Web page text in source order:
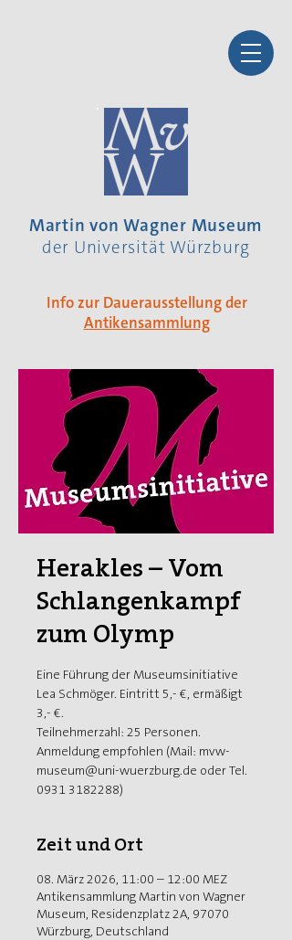
Martin von Wagner Museum
der Universität Würzburg
Info zur Dauerausstellung der
Antikensammlung
Herakles – Vom
Schlangenkampf
zum Olymp
Eine Führung der Museumsinitiative
Lea Schmöger. Eintritt 5,- €, ermäßigt
3,- €.
Teilnehmerzahl: 25 Personen.
Anmeldung empfohlen (Mail: mvw-
museum@uni-wuerzburg.de oder Tel.
0931 3182288)
Zeit und Ort
08. März 2026, 11:00 – 12:00 MEZ
Antikensammlung Martin von Wagner
Museum, Residenzplatz 2A, 97070
Würzburg, Deutschland